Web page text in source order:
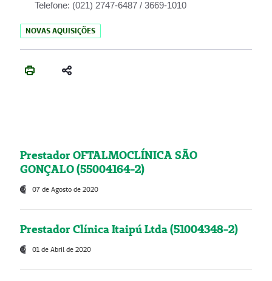
Telefone: (021) 2747-6487 / 3669-1010
NOVAS AQUISIÇÕES
Prestador OFTALMOCLÍNICA SÃO
GONÇALO (55004164-2)
07 de Agosto de 2020
Prestador Clínica Itaipú Ltda (51004348-2)
01 de Abril de 2020